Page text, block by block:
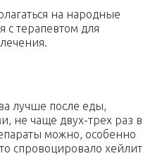
на народные
с терапевтом для
лучше после еды,
не чаще двух-трех раз в
можно, особенно
спровоцировало хейлит